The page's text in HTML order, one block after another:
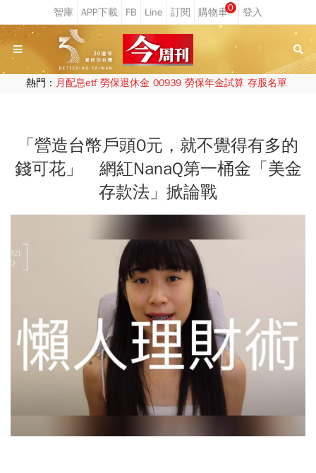
0
熱門： 月配息etf 勞保退休金 00939 勞保年金試算 存股名單
「營造台幣戶頭0元，就不覺得有多的
錢可花」 網紅NanaQ第一桶金「美金
存款法」掀論戰